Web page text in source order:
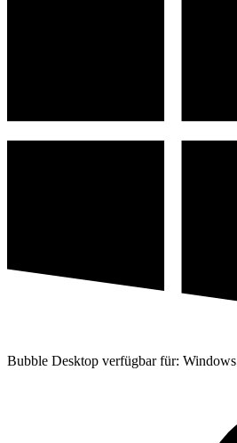
Bubble Desktop verfügbar für: Windows